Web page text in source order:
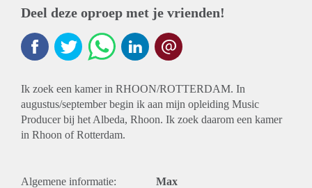
Deel deze oproep met je vrienden!
Ik zoek een kamer in RHOON/ROTTERDAM. In
augustus/september begin ik aan mijn opleiding Music
Producer bij het Albeda, Rhoon. Ik zoek daarom een kamer
in Rhoon of Rotterdam.
Algemene informatie: Max